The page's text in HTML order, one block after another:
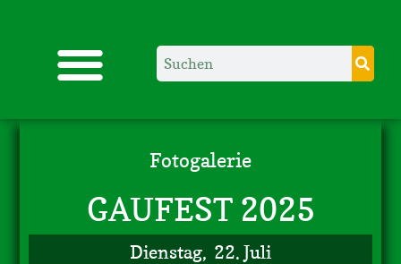
Fotogalerie
GAUFEST 2025
Dienstag, 22. Juli